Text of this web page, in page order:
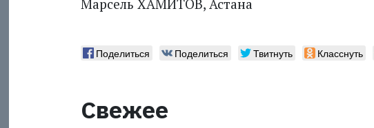
Марсель ХАМИТОВ, Астана
Поделиться Поделиться Твитнуть Класснуть
Свежее